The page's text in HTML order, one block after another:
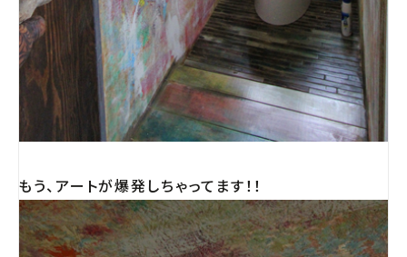
もう、アートが爆発しちゃってます！！